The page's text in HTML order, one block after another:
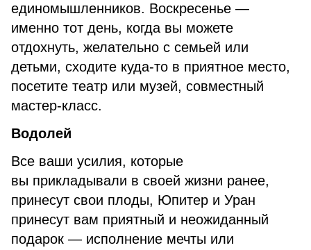
единомышленников. Воскресенье —
именно тот день, когда вы можете
отдохнуть, желательно с семьей или
детьми, сходите куда-то в приятное место,
посетите театр или музей, совместный
мастер-класс.
Водолей
Все ваши усилия, которые
вы прикладывали в своей жизни ранее,
принесут свои плоды, Юпитер и Уран
принесут вам приятный и неожиданный
подарок — исполнение мечты или